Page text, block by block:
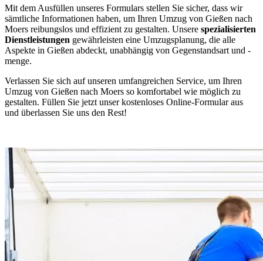
Mit dem Ausfüllen unseres Formulars stellen Sie sicher, dass wir
sämtliche Informationen haben, um Ihren Umzug von Gießen nach
Moers reibungslos und effizient zu gestalten. Unsere spezialisierten
Dienstleistungen gewährleisten eine Umzugsplanung, die alle
Aspekte in Gießen abdeckt, unabhängig von Gegenstandsart und -
menge.
Verlassen Sie sich auf unseren umfangreichen Service, um Ihren
Umzug von Gießen nach Moers so komfortabel wie möglich zu
gestalten. Füllen Sie jetzt unser kostenloses Online-Formular aus
und überlassen Sie uns den Rest!